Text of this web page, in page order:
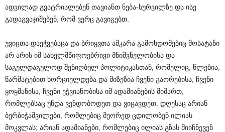
ადვილად გვატრიალებენ თავიანთ ნება-სურვილზე და ისე
გადაგვაჯიშებენ, რომ ვერც გავიგებთ.
უვიცთა დაეჭვებაცა და ბრიყვთა აშკარა გამოხდომებიც მოსატანი
არ არის იმ სახელმწიფოებრივი მნიშვნელობისა და
საგულდაგულოდ შენიღბულ პოლიტიკასთან, რომელიც, წლებია,
წარმატებით ხორციელდება და მიზეზია ჩვენი გაორებისა, ჩვენი
ყოყმანისა, ჩვენი ეჭვიანობისა იმ ადამიანების მიმართ,
რომლებსაც უნდა ვენდობოდეთ და ვიცავდეთ. დღესაც არიან
ბერბიჭაშვილები, რომლებიც მეორედ ცდილობენ ილიას
მოკვლას; არიან ადამიანები, რომლებიც ილიას გზას მიიჩნევენ